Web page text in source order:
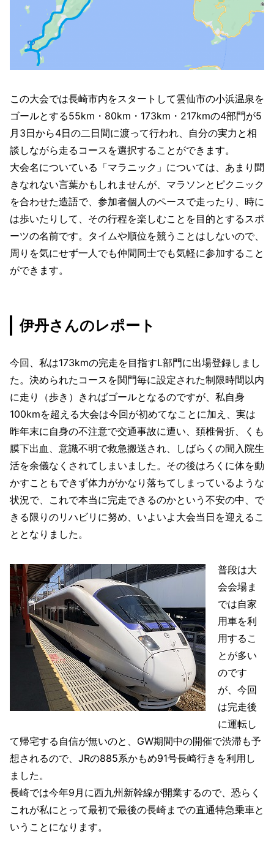
この大会では長崎市内をスタートして雲仙市の小浜温泉を
ゴールとする55km・80km・173km・217kmの4部門が5
月3日から4日の二日間に渡って行われ、自分の実力と相
談しながら走るコースを選択することができます。
大会名についている「マラニック」については、あまり聞
きなれない言葉かもしれませんが、マラソンとピクニック
を合わせた造語で、参加者個人のペースで走ったり、時に
は歩いたりして、その行程を楽しむことを目的とするスポ
ーツの名前です。タイムや順位を競うことはしないので、
周りを気にせず一人でも仲間同士でも気軽に参加すること
ができます。
伊丹さんのレポート
今回、私は173kmの完走を目指すL部門に出場登録しまし
た。決められたコースを関門毎に設定された制限時間以内
に走り（歩き）きればゴールとなるのですが、私自身
100kmを超える大会は今回が初めてなことに加え、実は
昨年末に自身の不注意で交通事故に遭い、頚椎骨折、くも
膜下出血、意識不明で救急搬送され、しばらくの間入院生
活を余儀なくされてしまいました。その後はろくに体を動
かすこともできず体力がかなり落ちてしまっているような
状況で、これで本当に完走できるのかという不安の中、で
きる限りのリハビリに努め、いよいよ大会当日を迎えるこ
ととなりました。
普段は大
会会場ま
では自家
用車を利
用するこ
とが多い
のです
が、今回
は完走後
に運転し
て帰宅する自信が無いのと、GW期間中の開催で渋滞も予
想されるので、JRの885系かもめ91号長崎行きを利用し
ました。
長崎では今年9月に西九州新幹線が開業するので、恐らく
これが私にとって最初で最後の長崎までの直通特急乗車と
いうことになります。